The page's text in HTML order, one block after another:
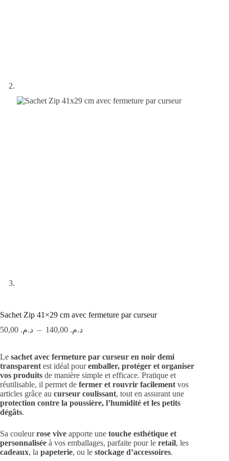
Sachet Zip 41×29 cm avec fermeture par curseur
د.م. – د.م.
د.م. 50,00
à
د.م. 140,00
Le sachet avec fermeture par curseur en noir demi
transparent est idéal pouremballer, protéger et organiser
vos produits de manière simple et efficace. Pratique et
réutilisable, il permet de fermer et rouvrir facilement vos
articles grâce au curseur coulissant, tout en assurant une
protection contre la poussière, l’humidité et les petits
dégâts.
Sa couleurrose vive apporte une touche esthétique et
personnalisée à vos emballages, parfaite pour le retail, les
cadeaux, la papeterie, ou le stockage d’accessoires.